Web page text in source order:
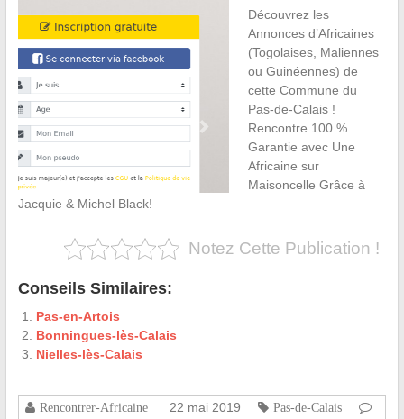
Découvrez les
Annonces d’Africaines
(Togolaises, Maliennes
ou Guinéennes) de
cette Commune du
Pas-de-Calais !
Rencontre 100 %
Garantie avec Une
Africaine sur
Maisoncelle Grâce à
Jacquie & Michel Black!
Notez Cette Publication !
Conseils Similaires:
Pas-en-Artois
Bonningues-lès-Calais
Nielles-lès-Calais
Rencontrer-Africaine 22 mai 2019
Pas-de-Calais